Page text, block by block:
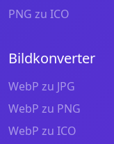
PNG zu ICO
Bildkonverter
WebP zu JPG
WebP zu PNG
WebP zu ICO